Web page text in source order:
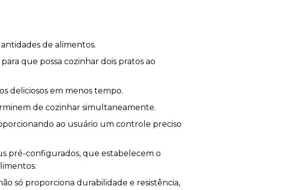
de alimentos.
que possa cozinhar dois pratos ao
deliciosos em menos tempo.
de cozinhar simultaneamente.
ao usuário um controle preciso
pré-configurados, que estabelecem o
só proporciona durabilidade e resistência,